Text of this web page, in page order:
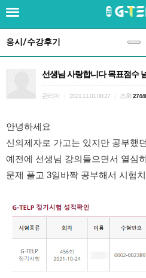
×
로그인|회원가입
지텔프란?
레벨테스트
응시/수강후기(147)
응시/수강후기
선생님 사랑합니다 목표점수
관리자 2021.11.01 08:27 조회
안녕하세요
신의제자로 가고는 있지만 공부했
예전에 선생님 강의들으면서 열심
문제 풀고 3일바짝 공부해서 시험